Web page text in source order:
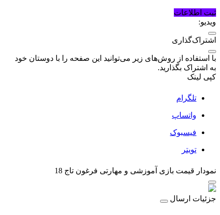
ثبت اطلاعات
ویدیو:
اشتراک‌گذاری
با استفاده از روش‌های زیر می‌توانید این صفحه را با دوستان خود
به اشتراک بگذارید.
کپی لینک
تلگرام
واتساپ
فیسبوک
تویتر
نمودار قیمت بازی آموزشی و مهارتی فرغون تاج 18
جزئیات ارسال